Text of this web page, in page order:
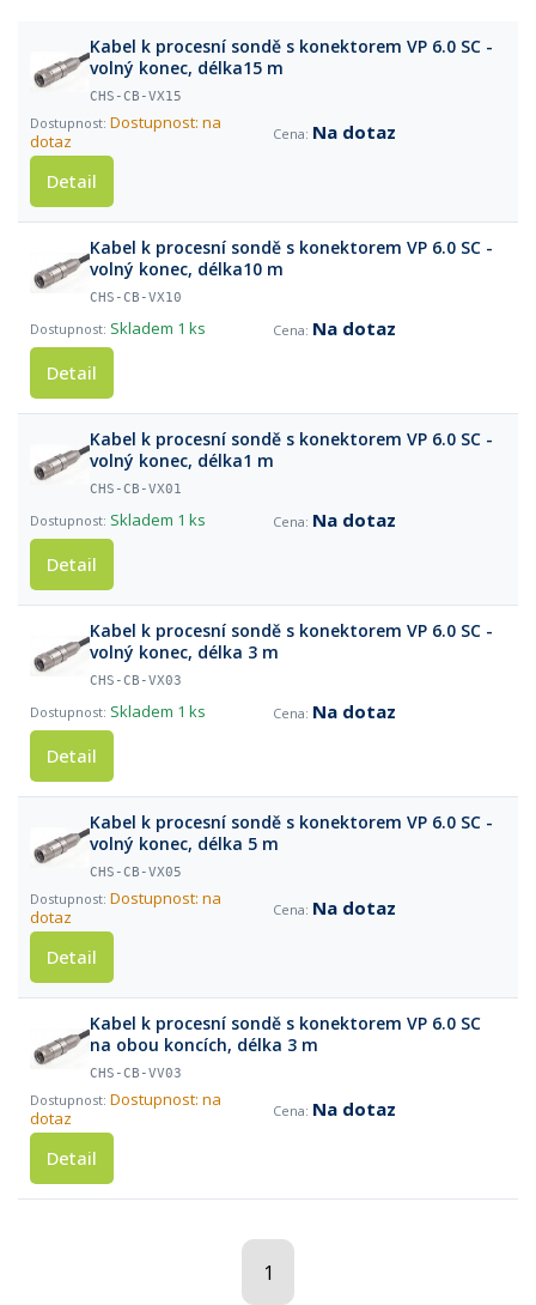
Kabel k procesní sondě s konektorem VP 6.0 SC -
volný konec, délka15 m
CHS-CB-VX15
Dostupnost: na
dotaz
Na dotaz
Detail
Kabel k procesní sondě s konektorem VP 6.0 SC -
volný konec, délka10 m
CHS-CB-VX10
Skladem 1 ks
Na dotaz
Detail
Kabel k procesní sondě s konektorem VP 6.0 SC -
volný konec, délka1 m
CHS-CB-VX01
Skladem 1 ks
Na dotaz
Detail
Kabel k procesní sondě s konektorem VP 6.0 SC -
volný konec, délka 3 m
CHS-CB-VX03
Skladem 1 ks
Na dotaz
Detail
Kabel k procesní sondě s konektorem VP 6.0 SC -
volný konec, délka 5 m
CHS-CB-VX05
Dostupnost: na
dotaz
Na dotaz
Detail
Kabel k procesní sondě s konektorem VP 6.0 SC
na obou koncích, délka 3 m
CHS-CB-VV03
Dostupnost: na
dotaz
Na dotaz
Detail
1